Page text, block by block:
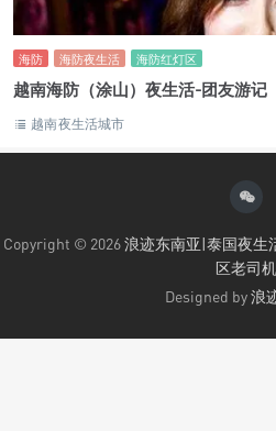
海防 海防夜生活 海防红灯区
越南海防（涂山）夜生活-团友游记
越南夜生活城市
Copyright © 2026浪迹东南亚|泰国夜生
区老司机
Designed by浪